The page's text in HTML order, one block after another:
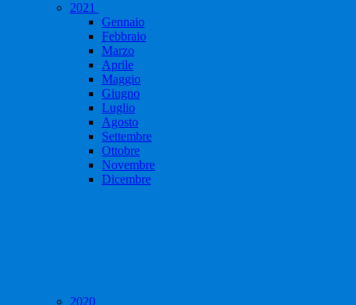
2021
Gennaio
Febbraio
Marzo
Aprile
Maggio
Giugno
Luglio
Agosto
Settembre
Ottobre
Novembre
Dicembre
2020